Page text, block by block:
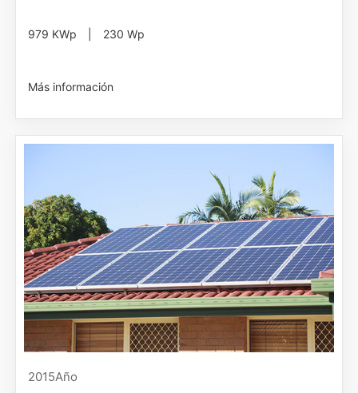
979 KWp | 230 Wp
Más información
2015Año